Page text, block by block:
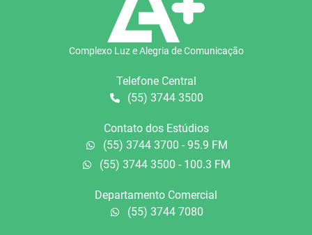
Complexo Luz e Alegria de Comunicação
Telefone Central
(55) 3744 3500
Contato dos Estúdios
(55) 3744 3700 - 95.9 FM
(55) 3744 3500 - 100.3 FM
Departamento Comercial
(55) 3744 7080